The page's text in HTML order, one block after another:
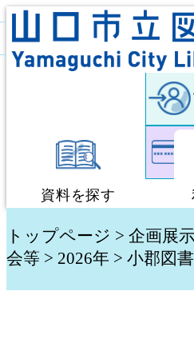
背景
白
資料を探す
蔵書検索・予約
トップページ > 企画展
会等 > 2026年 > 小郡図